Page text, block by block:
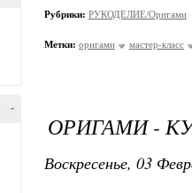
-
Рубрики: РУКОДЕЛИЕ/Оригами
Метки: оригами мастер-класс
ОРИГАМИ -
Воскресенье, 03